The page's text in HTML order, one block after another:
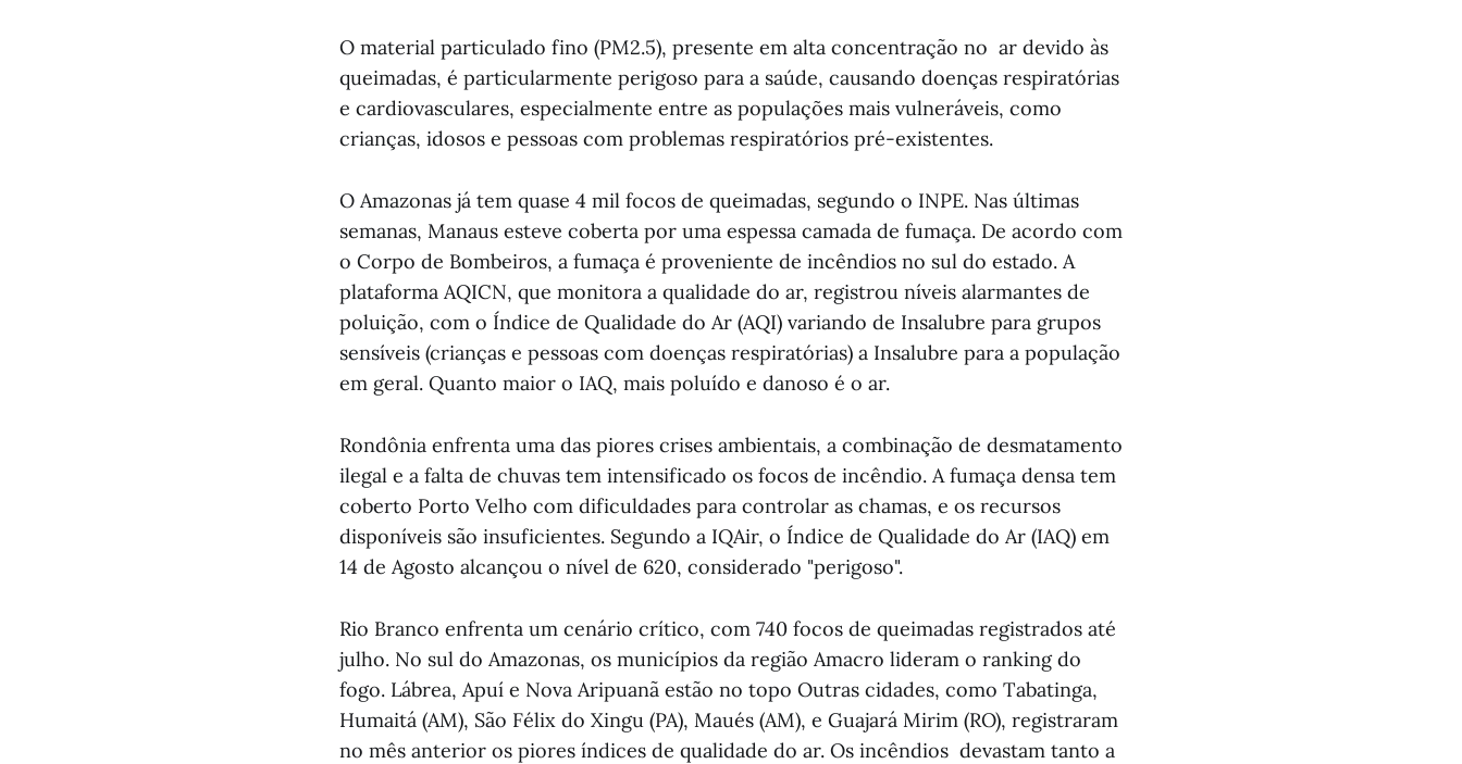
O material particulado fino (PM2.5), presente em alta concentração no ar devido às
queimadas, é particularmente perigoso para a saúde, causando doenças respiratórias
e cardiovasculares, especialmente entre as populações mais vulneráveis, como
crianças, idosos e pessoas com problemas respiratórios pré-existentes.
O Amazonas já tem quase 4 mil focos de queimadas, segundo o INPE. Nas últimas
semanas, Manaus esteve coberta por uma espessa camada de fumaça. De acordo com
o Corpo de Bombeiros, a fumaça é proveniente de incêndios no sul do estado. A
plataforma AQICN, que monitora a qualidade do ar, registrou níveis alarmantes de
poluição, com o Índice de Qualidade do Ar (AQI) variando de Insalubre para grupos
sensíveis (crianças e pessoas com doenças respiratórias) a Insalubre para a população
em geral. Quanto maior o IAQ, mais poluído e danoso é o ar.
Rondônia enfrenta uma das piores crises ambientais, a combinação de desmatamento
ilegal e a falta de chuvas tem intensificado os focos de incêndio. A fumaça densa tem
coberto Porto Velho com dificuldades para controlar as chamas, e os recursos
disponíveis são insuficientes. Segundo a IQAir, o Índice de Qualidade do Ar (IAQ) em
14 de Agosto alcançou o nível de 620, considerado "perigoso".
Rio Branco enfrenta um cenário crítico, com 740 focos de queimadas registrados até
julho. No sul do Amazonas, os municípios da região Amacro lideram o ranking do
fogo. Lábrea, Apuí e Nova Aripuanã estão no topo Outras cidades, como Tabatinga,
Humaitá (AM), São Félix do Xingu (PA), Maués (AM), e Guajará Mirim (RO), registraram
no mês anterior os piores índices de qualidade do ar. Os incêndios devastam tanto a